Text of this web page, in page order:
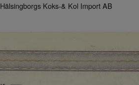
Hälsingborgs Koks-& Kol Import AB